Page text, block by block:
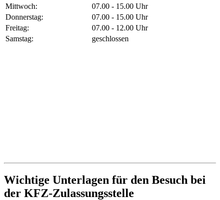
Mittwoch:
07.00 - 15.00 Uhr
Donnerstag:
07.00 - 15.00 Uhr
Freitag:
07.00 - 12.00 Uhr
Samstag:
geschlossen
Wichtige Unterlagen für den Besuch bei
der KFZ-Zulassungsstelle